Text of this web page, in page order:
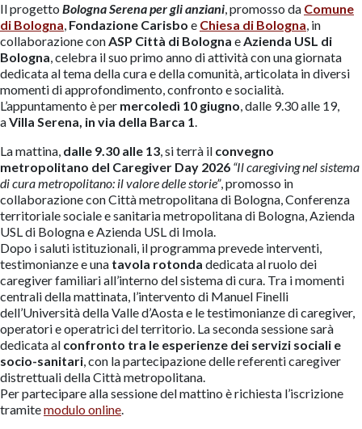
Il progetto Bologna Serena per gli anziani, promosso da Comune
di Bologna, Fondazione Carisbo e Chiesa di Bologna, in
collaborazione conASP Città di Bologna eAzienda USL di
Bologna, celebra il suo primo anno di attività con una giornata
dedicata al tema della cura e della comunità, articolata in diversi
momenti di approfondimento, confronto e socialità.
L’appuntamento è per mercoledì 10 giugno, dalle 9.30 alle 19,
aVilla Serena, in via della Barca 1.
La mattina, dalle 9.30 alle 13, si terrà il convegno
metropolitano del Caregiver Day 2026 “Il caregiving nel sistema
di cura metropolitano: il valore delle storie”, promosso in
collaborazione con Città metropolitana di Bologna, Conferenza
territoriale sociale e sanitaria metropolitana di Bologna, Azienda
USL di Bologna e Azienda USL di Imola.
Dopo i saluti istituzionali, il programma prevede interventi,
testimonianze e una tavola rotonda dedicata al ruolo dei
caregiver familiari all’interno del sistema di cura. Tra i momenti
centrali della mattinata, l’intervento di Manuel Finelli
dell’Università della Valle d’Aosta e le testimonianze di caregiver,
operatori e operatrici del territorio. La seconda sessione sarà
dedicata al confronto tra le esperienze dei servizi sociali e
socio-sanitari, con la partecipazione delle referenti caregiver
distrettuali della Città metropolitana.
Per partecipare alla sessione del mattino è richiesta l’iscrizione
tramitemodulo online.